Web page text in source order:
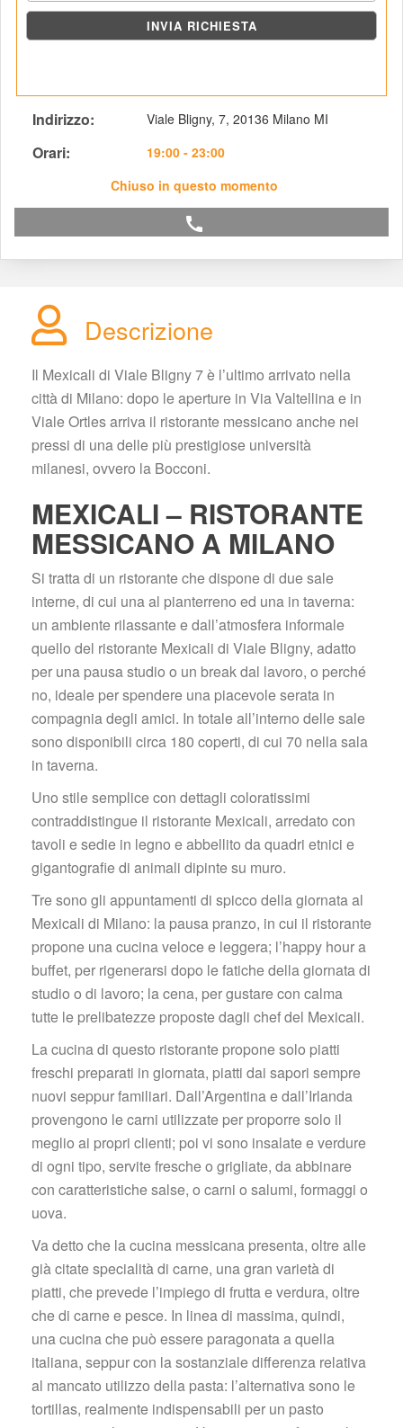
Indirizzo: Viale Bligny, 7, 20136 Milano MI
Orari:
19:00 - 23:00
Chiuso in questo momento
call
Descrizione
Il Mexicali di Viale Bligny 7 è l’ultimo arrivato nella
città di Milano: dopo le aperture in Via Valtellina e in
Viale Ortles arriva il ristorante messicano anche nei
pressi di una delle più prestigiose università
milanesi, ovvero la Bocconi.
MEXICALI – RISTORANTE
MESSICANO A MILANO
Si tratta di un ristorante che dispone di due sale
interne, di cui una al pianterreno ed una in taverna:
un ambiente rilassante e dall’atmosfera informale
quello del ristorante Mexicali di Viale Bligny, adatto
per una pausa studio o un break dal lavoro, o perché
no, ideale per spendere una piacevole serata in
compagnia degli amici. In totale all’interno delle sale
ono disponibili circa 180 coperti, di cui 70 nella sala
in taverna.
Uno stile semplice con dettagli coloratissimi
contraddistingue il ristorante Mexicali, arredato con
tavoli e sedie in legno e abbellito da quadri etnici e
gigantografie di animali dipinte su muro.
Tre sono gli appuntamenti di spicco della giornata al
Mexicali di Milano: la pausa pranzo, in cui il ristorante
propone una cucina veloce e leggera; l’happy hour a
buffet, per rigenerarsi dopo le fatiche della giornata di
tudio o di lavoro; la cena, per gustare con calma
tutte le prelibatezze proposte dagli chef del Mexicali.
La cucina di questo ristorante propone solo piatti
freschi preparati in giornata, piatti dai sapori sempre
nuovi seppur familiari. Dall’Argentina e dall’Irlanda
provengono le carni utilizzate per proporre solo il
meglio ai propri clienti; poi vi sono insalate e verdure
di ogni tipo, servite fresche o grigliate, da abbinare
con caratteristiche salse, o carni o salumi, formaggi o
uova.
Va detto che la cucina messicana presenta, oltre alle
già citate specialità di carne, una gran varietà di
piatti, che prevede l’impiego di frutta e verdura, oltre
che di carne e pesce. In linea di massima, quindi,
una cucina che può essere paragonata a quella
italiana, seppur con la sostanziale differenza relativa
al mancato utilizzo della pasta: l’alternativa sono le
tortillas, realmente indispensabili per un pasto